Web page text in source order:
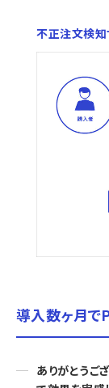
不正注文検
導入数ヶ月で
ありがとうご